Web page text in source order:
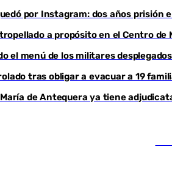
por Instagram: dos años prisión
a propósito en el Centro de
el menú de los militares
tras obligar a evacuar a 19
de Antequera ya tiene